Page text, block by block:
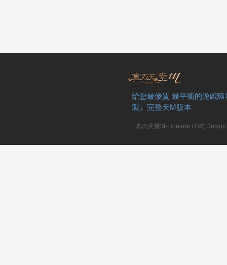
給您最優質 最平衡的遊戲
製』完整天M版本
真の天堂M-Lineage (TW)